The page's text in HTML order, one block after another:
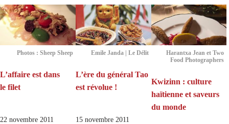
Photos : Sheep Sheep
L’affaire est dans
le filet
22 novembre 2011
Emile Janda | Le Délit
L’ère du général Tao
est révolue !
15 novembre 2011
Harantxa Jean et Two
Food Photographers
Kwizinn : culture
haïtienne et saveurs
du monde